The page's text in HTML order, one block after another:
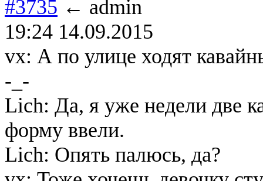
#3735 ← admin
19:24 14.09.2015
vx: А по улице ходят
-_-
Lich: Да, я уже недели две
форму ввели.
Lich: Опять палюсь, да?